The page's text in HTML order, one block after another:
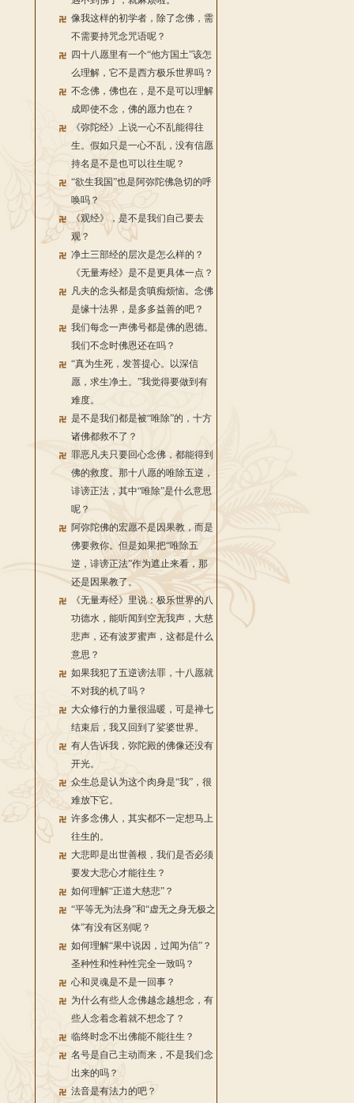
像我这样的初学者，除了念佛，需
不需要持咒念咒语呢？
四十八愿里有一个“他方国土”该怎
么理解，它不是西方极乐世界吗？
不念佛，佛也在，是不是可以理解
成即使不念，佛的愿力也在？
《弥陀经》上说一心不乱能得往
生。假如只是一心不乱，没有信愿
持名是不是也可以往生呢？
“欲生我国”也是阿弥陀佛急切的呼
唤吗？
《观经》，是不是我们自己要去
观？
净土三部经的层次是怎么样的？
《无量寿经》是不是更具体一点？
凡夫的念头都是贪嗔痴烦恼。念佛
是缘十法界，是多多益善的吧？
我们每念一声佛号都是佛的恩德。
我们不念时佛恩还在吗？
“真为生死，发菩提心。以深信
愿，求生净土。”我觉得要做到有
难度。
是不是我们都是被“唯除”的，十方
诸佛都救不了？
罪恶凡夫只要回心念佛，都能得到
佛的救度。那十八愿的唯除五逆，
诽谤正法，其中“唯除”是什么意思
呢？
阿弥陀佛的宏愿不是因果教，而是
佛要救你。但是如果把“唯除五
逆，诽谤正法”作为遮止来看，那
还是因果教了。
《无量寿经》里说：极乐世界的八
功德水，能听闻到空无我声，大慈
悲声，还有波罗蜜声，这都是什么
意思？
如果我犯了五逆谤法罪，十八愿就
不对我的机了吗？
大众修行的力量很温暖，可是禅七
结束后，我又回到了娑婆世界。
有人告诉我，弥陀殿的佛像还没有
开光。
众生总是认为这个肉身是“我”，很
难放下它。
许多念佛人，其实都不一定想马上
往生的。
大悲即是出世善根，我们是否必须
要发大悲心才能往生？
如何理解“正道大慈悲”？
“平等无为法身”和“虚无之身无极之
体”有没有区别呢？
如何理解“果中说因，过闻为信”？
圣种性和性种性完全一致吗？
心和灵魂是不是一回事？
为什么有些人念佛越念越想念，有
些人念着念着就不想念了？
临终时念不出佛能不能往生？
名号是自己主动而来，不是我们念
出来的吗？
法音是有法力的吧？